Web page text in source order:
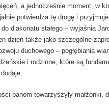
a jednocześnie moment, w
potwierdza tę drogę i
diakonatu stałego – wyjaśnia
dzień także jako szczególne
duchowego – pogłębiania
i rodzinne, które są
panom towarzyszyły małżonki,